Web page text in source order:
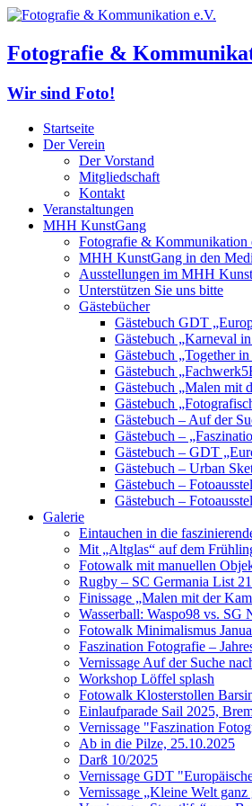
Fotografie &
Wir sind Foto!
Startseite
Der Verein
Der Vorstand
Mitgliedschaft
Kontakt
Veranstaltungen
MHH KunstGang
Fotografie & Kommunikation
MHH KunstGang in den
Ausstellungen im MHH
Unterstützen Sie uns bitte
Gästebücher
Gästebuch GDT
Gästebuch „Karneval
Gästebuch „Together
Gästebuch
Gästebuch „Malen mit
Gästebuch
Gästebuch – Auf der
Gästebuch –
Gästebuch – GDT
Gästebuch – Urban
Gästebuch –
Gästebuch –
Galerie
Eintauchen in die
Mit „Altglas“ auf dem
Fotowalk mit manuellen
Rugby – SC Germania List
Finissage „Malen mit der
Wasserball: Waspo98 vs. SG
Fotowalk Minimalismus
Faszination Fotografie –
Vernissage Auf der Suche
Workshop Löffel splash
Fotowalk Klosterstollen
Einlaufparade Sail 2025,
Vernissage "Faszination
Ab in die Pilze, 25.10.2025
Darß 10/2025
Vernissage GDT
Vernissage „Kleine Welt